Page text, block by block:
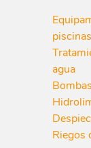
piscinas
agua
Riegos